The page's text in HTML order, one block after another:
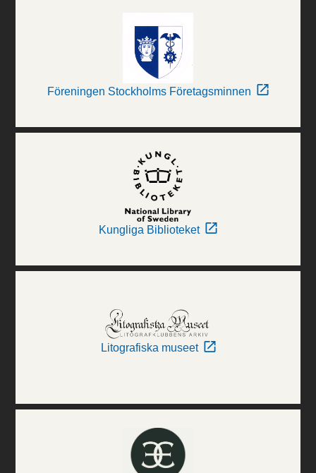
Föreningen Stockholms Företagsminnen
Kungliga Biblioteket
Litografiska museet